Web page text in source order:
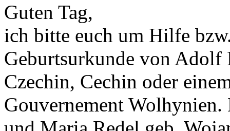
Guten Tag,
ich bitte euch um Hilfe
Geburtsurkunde von Adolf
Czechin, Cechin oder
Gouvernement